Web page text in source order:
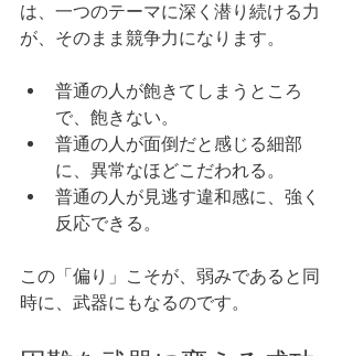
は、一つのテーマに深く潜り続ける力
が、そのまま競争力になります。
普通の人が飽きてしまうところ
で、飽きない。
普通の人が面倒だと感じる細部
に、異常なほどこだわれる。
普通の人が見逃す違和感に、強く
反応できる。
この「偏り」こそが、弱みであると同
時に、武器にもなるのです。